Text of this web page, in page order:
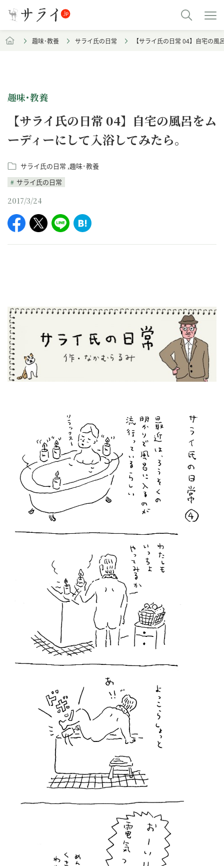
趣味･教養 サライ氏の日常 【サライ氏の日常 04】自宅の
趣味･教養
【サライ氏の日常 04】自宅の風呂をム
ーディーにして入浴してみたら。
サライ氏の日常 趣味･教養
サライ氏の日常
2017/3/24